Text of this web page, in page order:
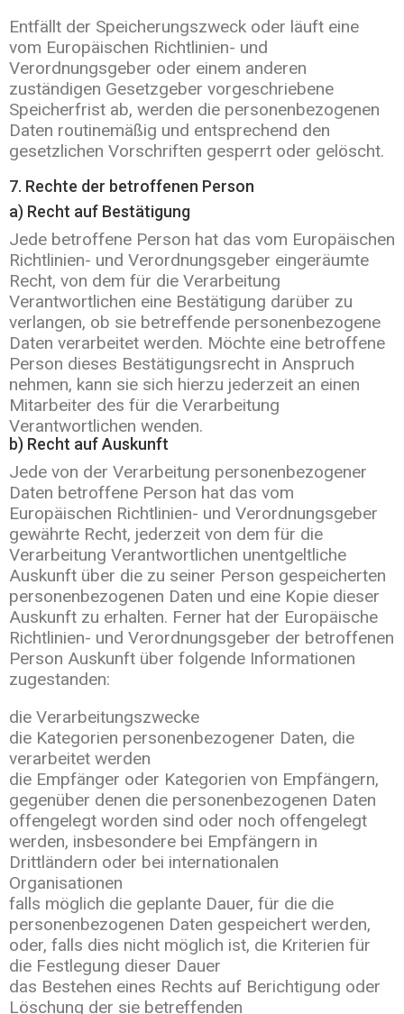
Entfällt der Speicherungszweck oder läuft eine
vom Europäischen Richtlinien- und
Verordnungsgeber oder einem anderen
zuständigen Gesetzgeber vorgeschriebene
Speicherfrist ab, werden die personenbezogenen
Daten routinemäßig und entsprechend den
gesetzlichen Vorschriften gesperrt oder gelöscht.
7. Rechte der betroffenen Person
a) Recht auf Bestätigung
Jede betroffene Person hat das vom Europäischen
Richtlinien- und Verordnungsgeber eingeräumte
Recht, von dem für die Verarbeitung
Verantwortlichen eine Bestätigung darüber zu
verlangen, ob sie betreffende personenbezogene
Daten verarbeitet werden. Möchte eine betroffene
Person dieses Bestätigungsrecht in Anspruch
nehmen, kann sie sich hierzu jederzeit an einen
Mitarbeiter des für die Verarbeitung
Verantwortlichen wenden.
b) Recht auf Auskunft
Jede von der Verarbeitung personenbezogener
Daten betroffene Person hat das vom
Europäischen Richtlinien- und Verordnungsgeber
gewährte Recht, jederzeit von dem für die
Verarbeitung Verantwortlichen unentgeltliche
Auskunft über die zu seiner Person gespeicherten
personenbezogenen Daten und eine Kopie dieser
Auskunft zu erhalten. Ferner hat der Europäische
Richtlinien- und Verordnungsgeber der betroffenen
Person Auskunft über folgende Informationen
zugestanden:
die Verarbeitungszwecke
die Kategorien personenbezogener Daten, die
verarbeitet werden
die Empfänger oder Kategorien von Empfängern,
gegenüber denen die personenbezogenen Daten
offengelegt worden sind oder noch offengelegt
werden, insbesondere bei Empfängern in
Drittländern oder bei internationalen
Organisationen
falls möglich die geplante Dauer, für die die
personenbezogenen Daten gespeichert werden,
oder, falls dies nicht möglich ist, die Kriterien für
die Festlegung dieser Dauer
das Bestehen eines Rechts auf Berichtigung oder
Löschung der sie betreffenden